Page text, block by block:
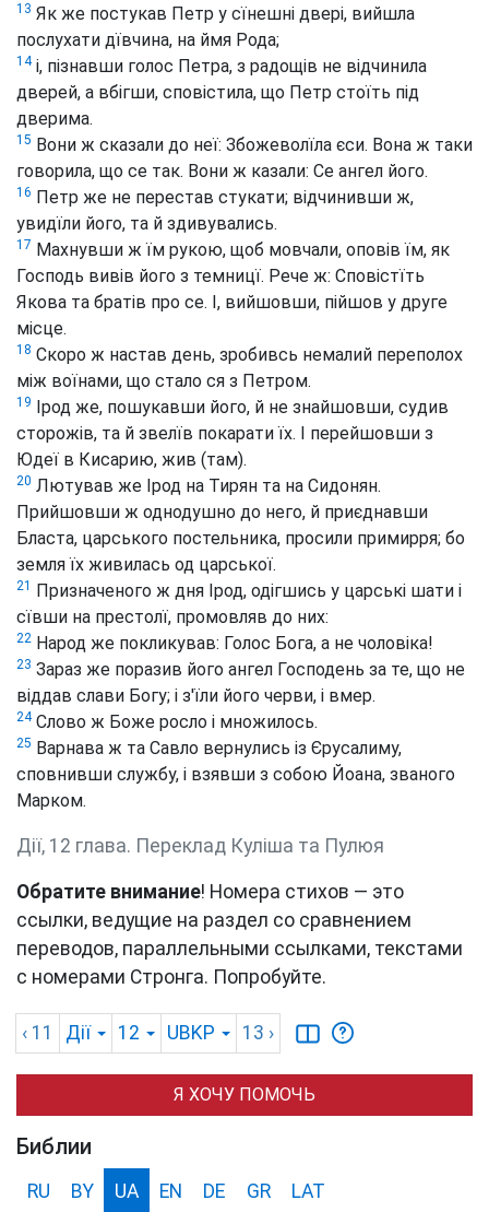
13 Як же постукав Петр у сїнешні двері, вийшла
послухати дївчина, на ймя Рода;
14і, пізнавши голос Петра, з радощів не відчинила
дверей, а вбігши, сповістила, що Петр стоїть під
дверима.
15 Вони ж сказали до неї: Збожеволїла єси. Вона ж таки
говорила, що се так. Вони ж казали: Се ангел його.
16 Петр же не перестав стукати; відчинивши ж,
увидїли його, та й здивувались.
17 Махнувши ж їм рукою, щоб мовчали, оповів їм, як
Господь вивів його з темницї. Рече ж: Сповістїть
Якова та братів про се. І, вийшовши, пійшов у друге
місце.
18 Скоро ж настав день, зробивсь немалий переполох
між воїнами, що стало ся з Петром.
19
Ірод же, пошукавши його, й не знайшовши, судив
сторожів, та й звелїв покарати їх. І перейшовши з
Юдеї в Кисарию, жив (там).
20 Лютував же Ірод на Тирян та на Сидонян.
Прийшовши ж однодушно до него, й приєднавши
Бласта, царського постельника, просили примирря; бо
земля їх живилась од царської.
21
Призначеного ж дня Ірод, одігшись у царські шати і
сївши на престолї, промовляв до них:
22 Народ же покликував: Голос Бога, а не чоловіка!
23 Зараз же поразив його ангел Господень за те, що не
віддав слави Богу; і з'їли його черви, і вмер.
24Слово ж Боже росло і множилось.
25 Варнава ж та Савло вернулись із Єрусалиму,
сповнивши службу, і взявши з собою Йоана, званого
Марком.
Дії, 12 глава. Переклад Куліша та Пулюя
Обратите внимание! Номера стихов — это
ссылки, ведущие на раздел со сравнением
переводов, параллельными ссылками, текстами
с номерами Стронга. Попробуйте.
‹ 11 Дії 12 UBKP 13 ›
Я ХОЧУ ПОМОЧЬ
Библии
RU BY UA EN DE GR LAT